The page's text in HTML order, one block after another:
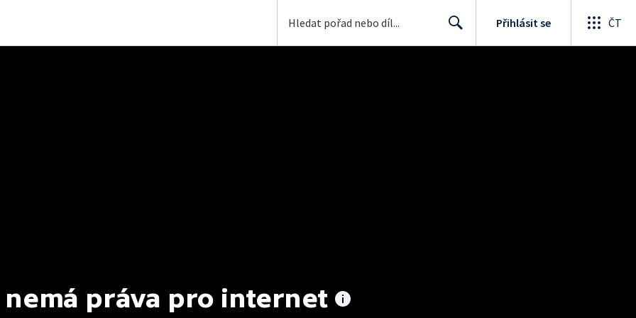
Přihlásit se ČT
nemá práva pro internet